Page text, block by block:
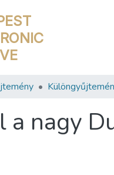
a nagy